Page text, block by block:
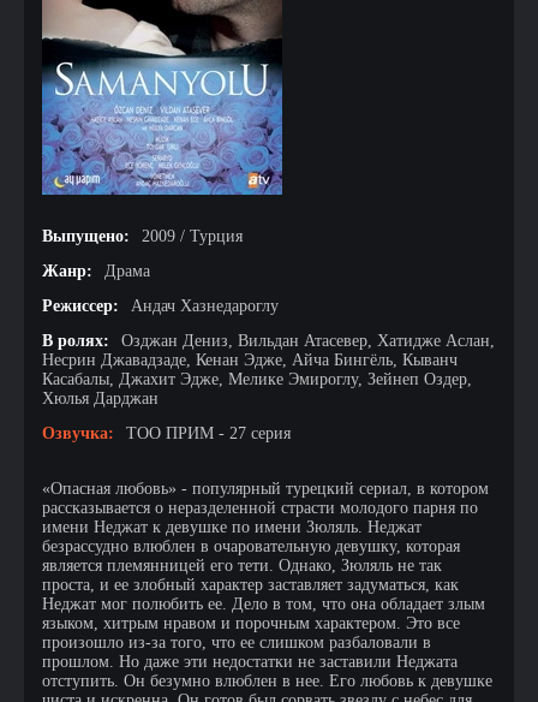
Выпущено:
2009 / Турция
Жанр:
Драма
Режиссер:
Андач Хазнедароглу
В ролях:
Озджан Дениз, Вильдан Атасевер, Хатидже Аслан,
Несрин Джавадзаде, Кенан Эдже, Айча Бингёль, Кыванч
Касабалы, Джахит Эдже, Мелике Эмироглу, Зейнеп Оздер,
Хюлья Дарджан
Озвучка:
ТОО ПРИМ - 27 серия
«Опасная любовь» - популярный турецкий сериал, в котором
рассказывается о неразделенной страсти молодого парня по
имени Неджат к девушке по имени Зюляль. Неджат
безрассудно влюблен в очаровательную девушку, которая
является племянницей его тети. Однако, Зюляль не так
проста, и ее злобный характер заставляет задуматься, как
Неджат мог полюбить ее. Дело в том, что она обладает злым
языком, хитрым нравом и порочным характером. Это все
произошло из-за того, что ее слишком разбаловали в
прошлом. Но даже эти недостатки не заставили Неджата
отступить. Он безумно влюблен в нее. Его любовь к девушке